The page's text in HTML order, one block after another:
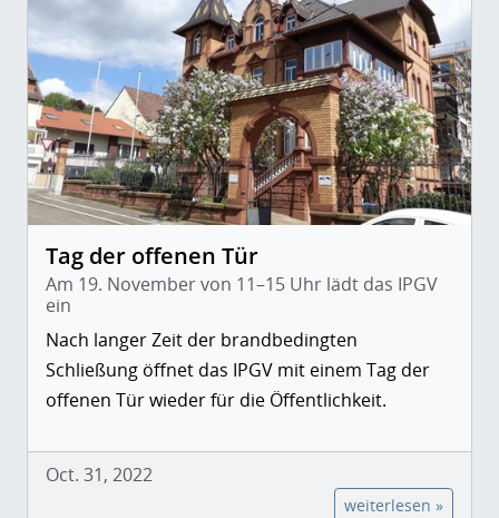
Tag der offenen Tür
Am 19. November von 11–15 Uhr lädt das IPGV
ein
Nach langer Zeit der brandbedingten
Schließung öffnet das IPGV mit einem Tag der
offenen Tür wieder für die Öffentlichkeit.
Oct. 31, 2022
weiterlesen »